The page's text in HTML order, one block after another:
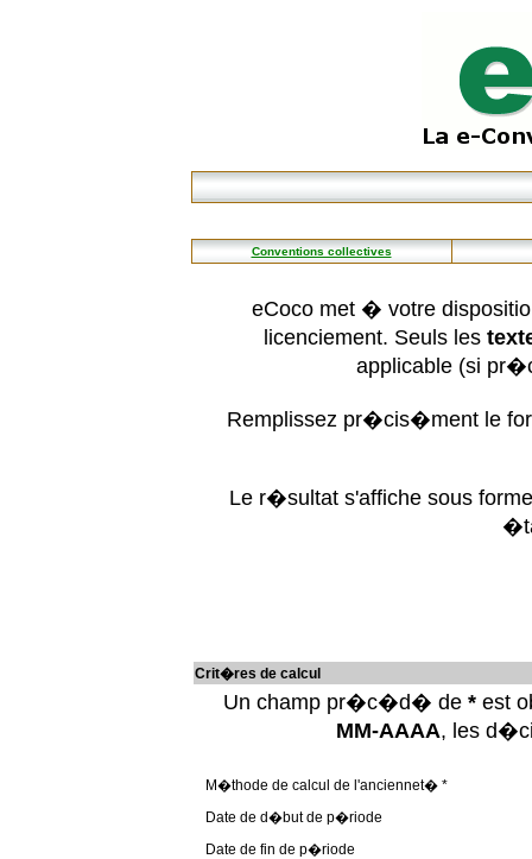
Conventions collectives
eCoco met � votre
licenciement. Seuls les
applicable (si
Remplissez pr�cis�ment le
Le r�sultat s'affiche sous
Crit�res de calcul
Un champ pr�c�d� de * est
MM-AAAA, les
M�thode de calcul de l'anciennet� *
Date de d�but de p�riode
Date de fin de p�riode